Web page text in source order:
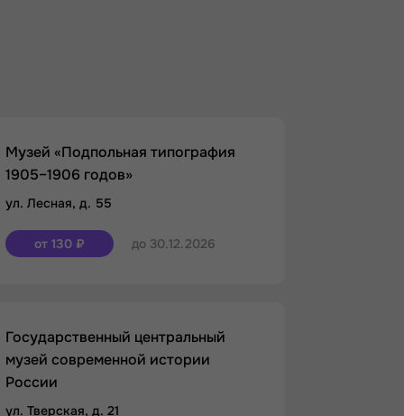
Музей «Подпольная типография
1905–1906 годов»
ул. Лесная, д. 55
от 130 ₽ до 30.12.2026
Государственный центральный
музей современной истории
России
ул. Тверская, д. 21